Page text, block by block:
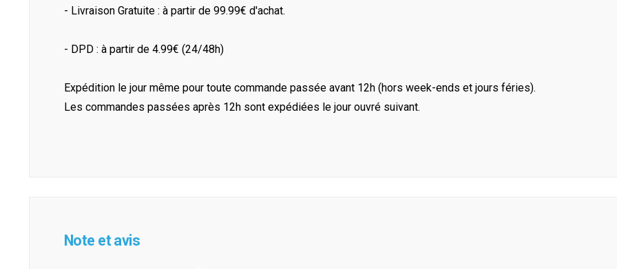
- Livraison Gratuite : à partir de 99.99€ d'achat.
- DPD : à partir de 4.99€ (24/48h)
Expédition le jour même pour toute commande passée avant 12h (hors week-ends et jours féries).
Les commandes passées après 12h sont expédiées le jour ouvré suivant.
Note et avis